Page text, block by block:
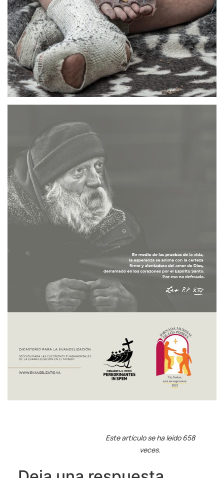
Este artículo se ha leído 658
veces.